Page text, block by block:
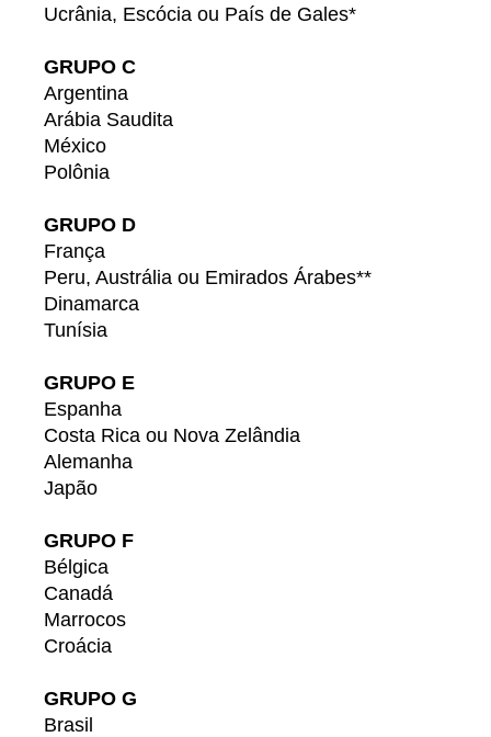
Ucrânia, Escócia ou País de Gales*
GRUPO C
Argentina
Arábia Saudita
México
Polônia
GRUPO D
França
Peru, Austrália ou Emirados Árabes**
Dinamarca
Tunísia
GRUPO E
Espanha
Costa Rica ou Nova Zelândia
Alemanha
Japão
GRUPO F
Bélgica
Canadá
Marrocos
Croácia
GRUPO G
Brasil